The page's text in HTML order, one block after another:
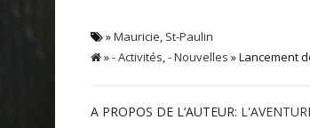
»Mauricie St-Paulin
»- Activités - Nouvelles » Lancement
A PROPOS DE L’AUTEUR: